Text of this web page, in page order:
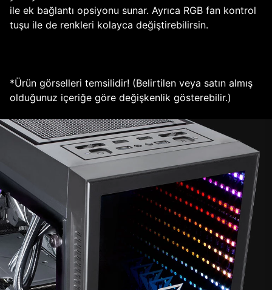
ile ek bağlantı opsiyonu sunar. Ayrıca RGB fan kontrol
tuşu ile de renkleri kolayca değiştirebilirsin.
*Ürün görselleri temsilidir! (Belirtilen veya satın almış
olduğunuz içeriğe göre değişkenlik gösterebilir.)